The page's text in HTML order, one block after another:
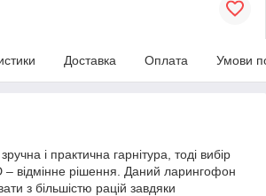
Доставка Оплата Умови
і практична гарнітура, тоді вибір
– відмінне рішення. Даний ларингофон
з більшістю рацій завдяки